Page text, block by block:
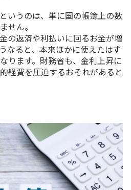
いうのは、単に国の帳簿上の数
せん。
の返済や利払いに回るお金が増
なると、本来ほかに使えたはず
ります。財務省も、金利上昇に
経費を圧迫するおそれがあると